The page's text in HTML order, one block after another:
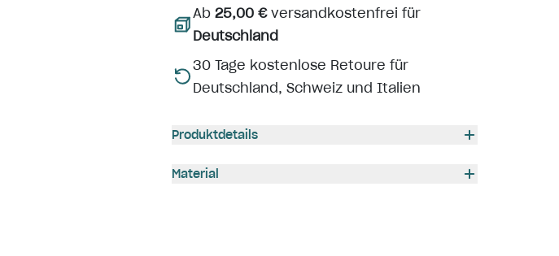
Ab 25,00 €versandkostenfrei für
Deutschland
30 Tage kostenlose Retoure für
Deutschland, Schweiz und Italien
Produktdetails
Material